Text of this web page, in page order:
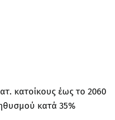
κατοίκους έως το 2060
κατά 35%